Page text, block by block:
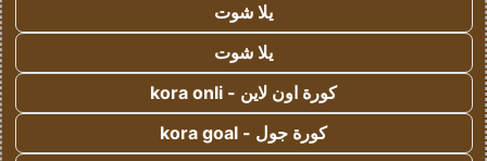
يلا شوت
يلا شوت
كورة اون لاين - kora onli
كورة جول - kora goal